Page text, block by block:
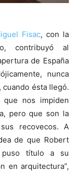
Fisac, con la
contribuyó al
de España
nunca
cuando ésta llegó.
nos impiden
pero que son la
recovecos. A
de que Robert
puso título a su
en arquitectura”,